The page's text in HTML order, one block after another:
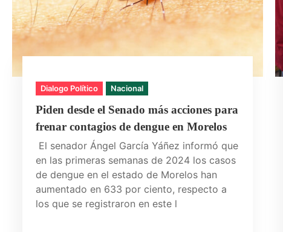
Dialogo Político Nacional
Piden desde el Senado más acciones para
frenar contagios de dengue en Morelos
El senador Ángel García Yáñez informó que
en las primeras semanas de 2024 los casos
de dengue en el estado de Morelos han
aumentado en 633 por ciento, respecto a
los que se registraron en este l